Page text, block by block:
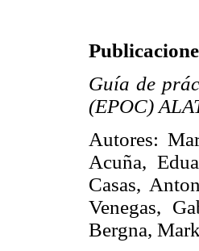
Guía de
(EPOC)
Autores:
Acuña,
Casas,
Venegas,
Bergna,